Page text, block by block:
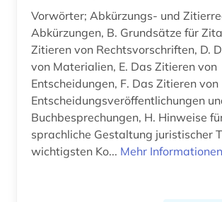
betäubungsmittel (1)
bewertungsgesetz (1)
bgb (1)
bgvr (2)
bibliografie (17)
Vorwörter; Abkürzungs- und Zitierregeln: A.
Abkürzungen, B. Grundsätze für Zitate, C. Das
Zitieren von Rechtsvorschriften, D. Das Zitieren
von Materialien, E. Das Zitieren von
Entscheidungen, F. Das Zitieren von Literatur, G.
Entscheidungsveröffentlichungen
Buchbesprechungen, H. Hinweise für die
sprachliche Gestaltung juristischer Texte,
wichtigsten Ko... Mehr Informationen